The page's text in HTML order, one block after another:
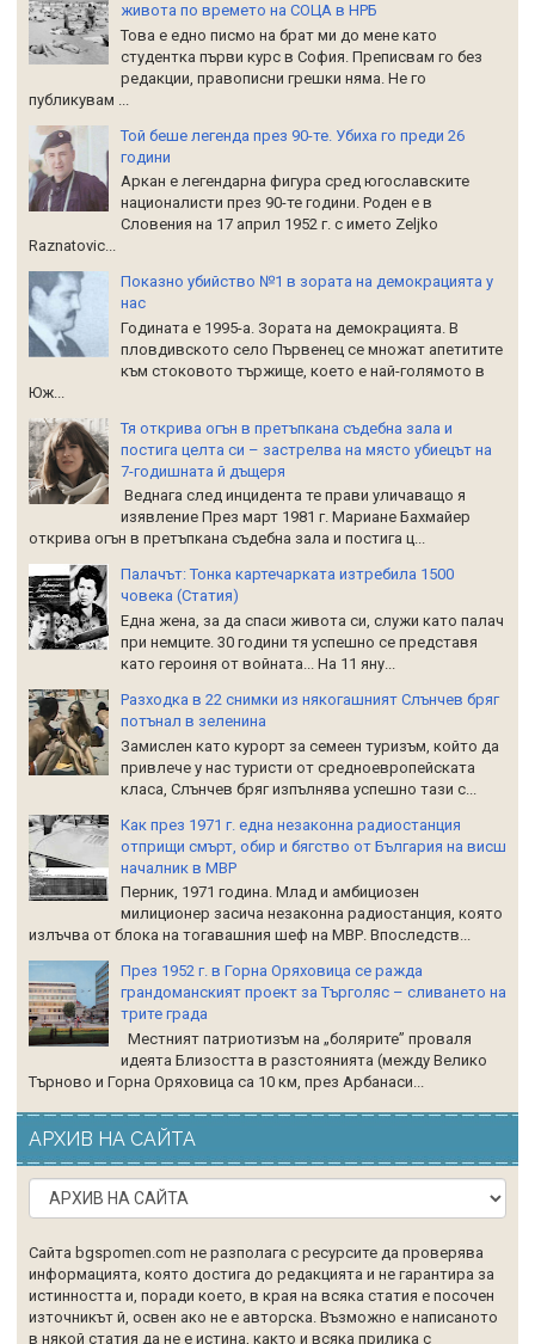
живота по времето на СОЦА в НРБ
Това е едно писмо на брат ми до мене като
студентка първи курс в София. Преписвам го без
редакции, правописни грешки няма. Не го
публикувам ...
Той беше легенда през 90-те. Убиха го преди 26
години
Аркан е легендарна фигура сред югославските
националисти през 90-те години. Роден е в
Словения на 17 април 1952 г. с името Zeljko
Raznatoviс...
Показно убийство №1 в зората на демокрацията у
нас
Годината е 1995-а. Зората на демокрацията. В
пловдивското село Първенец се множат апетитите
към стоковото тържище, което е най-голямото в
Юж...
Тя открива огън в претъпкана съдебна зала и
постига целта си – застрелва на място убиецът на
7-годишната й дъщеря
Веднага след инцидента те прави уличаващо я
изявление През март 1981 г. Мариане Бахмайер
открива огън в претъпкана съдебна зала и постига ц...
Палачът: Тонка картечарката изтребила 1500
човека (Статия)
Една жена, за да спаси живота си, служи като палач
при немците. 30 години тя успешно се представя
като героиня от войната... На 11 яну...
Разходка в 22 снимки из някогашният Слънчев бряг
потънал в зеленина
Замислен като курорт за семеен туризъм, който да
привлече у нас туристи от средноевропейската
класа, Слънчев бряг изпълнява успешно тази с...
Как през 1971 г. една незаконна радиостанция
отприщи смърт, обир и бягство от България на висш
началник в МВР
Перник, 1971 година. Млад и амбициозен
милиционер засича незаконна радиостанция, която
излъчва от блока на тогавашния шеф на МВР. Впоследств...
През 1952 г. в Горна Оряховица се ражда
грандоманският проект за Търголяс – сливането на
трите града
Местният патриотизъм на „болярите” проваля
идеята Близостта в разстоянията (между Велико
Търново и Горна Оряховица са 10 км, през Арбанаси...
АРХИВ НА САЙТА
Сайта bgspomen.com не разполага с ресурсите да проверява
информацията, която достига до редакцията и не гарантира за
истинността и, поради което, в края на всяка статия е посочен
източникът й, освен ако не е авторска. Възможно е написаното
в някой статия да не е истина, както и всяка прилика с